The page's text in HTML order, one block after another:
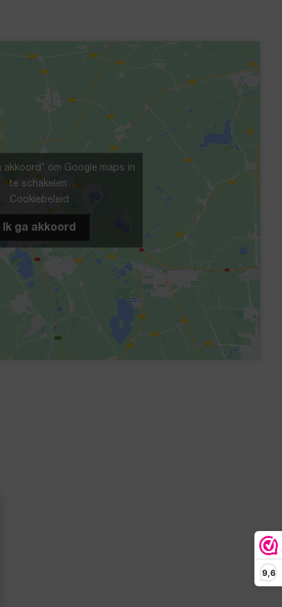
9,6
akkoord' om Google maps in
te schakelen
Cookiebeleid
Ik ga akkoord